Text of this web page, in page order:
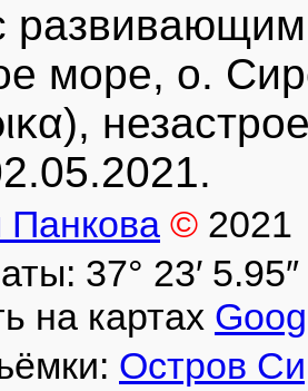
море, о.
Панкова © 2021
37° 23′
на картах
Остров